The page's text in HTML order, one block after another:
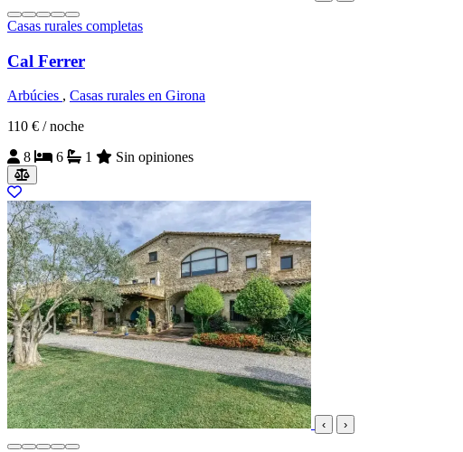
Casas rurales completas
Cal Ferrer
Arbúcies , Casas rurales en Girona
110 € / noche
8
6 1 Sin opiniones
‹ ›